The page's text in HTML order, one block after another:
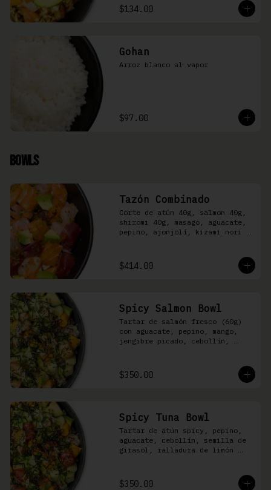
$134.00
Gohan
Arroz blanco al vapor
$97.00
Bowls
Tazón Combinado
Corte de atún 40g, salmon 40g,
shiromi 40g, masago, aguacate,
pepino, ajonjolí, kizami nori y
$414.00
Spicy Salmon Bowl
Tartar de salmón fresco (60g)
con aguacate, pepino, mango,
jengibre picado, cebollín,
shari
$350.00
Spicy Tuna Bowl
Tartar de atún spicy, pepino,
aguacate, cebollín, semilla de
girasol, ralladura de limón
$350.00